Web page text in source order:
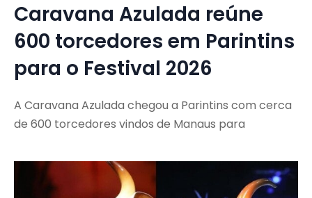
Caravana Azulada reúne
600 torcedores em Parintins
para o Festival 2026
A Caravana Azulada chegou a Parintins com cerca
de 600 torcedores vindos de Manaus para